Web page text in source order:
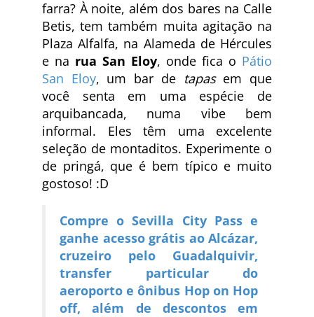
farra? À noite, além dos bares na Calle
Betis, tem também muita agitação na
Plaza Alfalfa, na Alameda de Hércules
e na rua San Eloy, onde fica o Pátio
San Eloy, um bar de tapasem que
você senta em uma espécie de
arquibancada, numa vibe bem
informal. Eles têm uma excelente
seleção de montaditos. Experimente o
de pringá, que é bem típico e muito
gostoso! :D
Compre o Sevilla City Pass e
ganhe acesso grátis ao Alcázar,
cruzeiro pelo Guadalquivir,
transfer particular do
aeroporto e ônibus Hop on Hop
off, além de descontos em